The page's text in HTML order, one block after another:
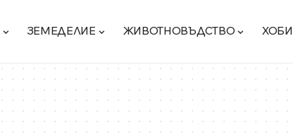
ЗЕМЕДЕЛИЕ ЖИВОТНОВЪДСТВО ХОБИ